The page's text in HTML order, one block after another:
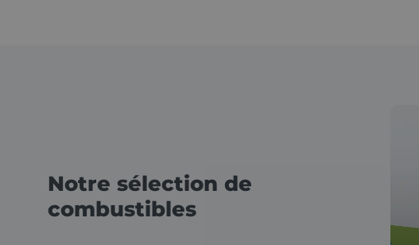
Notre sélection de
combustibles